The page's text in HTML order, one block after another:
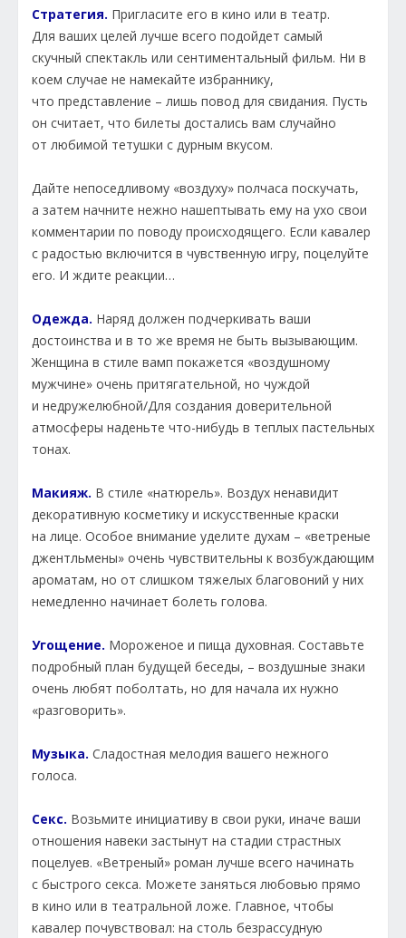
Стратегия. Пригласите его в кино или в театр.
Для ваших целей лучше всего подойдет самый
скучный спектакль или сентиментальный фильм. Ни в
коем случае не намекайте избраннику,
что представление – лишь повод для свидания. Пусть
он считает, что билеты достались вам случайно
от любимой тетушки с дурным вкусом.
Дайте непоседливому «воздуху» полчаса поскучать,
а затем начните нежно нашептывать ему на ухо свои
комментарии по поводу происходящего. Если кавалер
с радостью включится в чувственную игру, поцелуйте
его. И ждите реакции…
Одежда. Наряд должен подчеркивать ваши
достоинства и в то же время не быть вызывающим.
Женщина в стиле вамп покажется «воздушному
мужчине» очень притягательной, но чуждой
и недружелюбной/Для создания доверительной
атмосферы наденьте что-нибудь в теплых пастельных
тонах.
Макияж. В стиле «натюрель». Воздух ненавидит
декоративную косметику и искусственные краски
на лице. Особое внимание уделите духам – «ветреные
джентльмены» очень чувствительны к возбуждающим
ароматам, но от слишком тяжелых благовоний у них
немедленно начинает болеть голова.
Угощение. Мороженое и пища духовная. Составьте
подробный план будущей беседы, – воздушные знаки
очень любят поболтать, но для начала их нужно
«разговорить».
Музыка. Сладостная мелодия вашего нежного
голоса.
Секс. Возьмите инициативу в свои руки, иначе ваши
отношения навеки застынут на стадии страстных
поцелуев. «Ветреный» роман лучше всего начинать
с быстрого секса. Можете заняться любовью прямо
в кино или в театральной ложе. Главное, чтобы
кавалер почувствовал: на столь безрассудную